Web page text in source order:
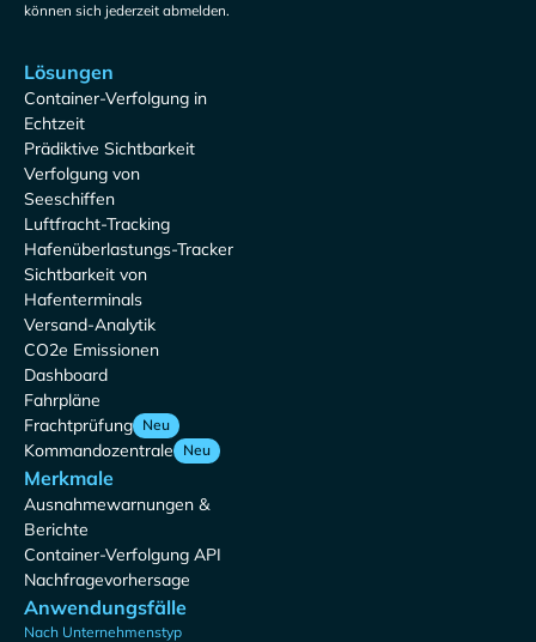
können sich jederzeit abmelden.
Lösungen
Container-Verfolgung in
Echtzeit
Prädiktive Sichtbarkeit
Verfolgung von
Seeschiffen
Luftfracht-Tracking
Hafenüberlastungs-Tracker
Sichtbarkeit von
Hafenterminals
Versand-Analytik
CO2e Emissionen
Dashboard
Fahrpläne
Frachtprüfung Neu
Kommandozentrale Neu
Merkmale
Ausnahmewarnungen &
Berichte
Container-Verfolgung API
Nachfragevorhersage
Anwendungsfälle
Nach Unternehmenstyp